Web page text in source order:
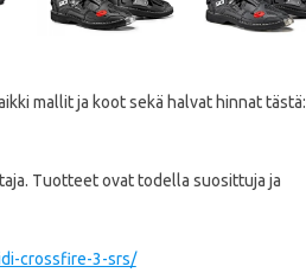
mallit ja koot sekä halvat hinnat tästä:
Tuotteet ovat todella suosittuja ja
crossfire-3-srs/